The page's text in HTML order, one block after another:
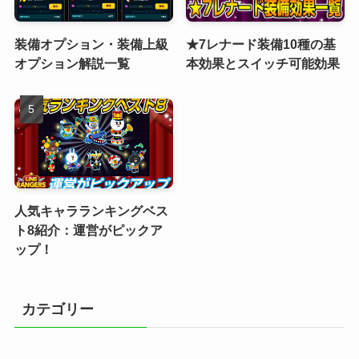
装備オプション・装備上級
オプション解説一覧
★7レナード装備10種の基
本効果とスイッチ可能効果
人気キャラランキングベス
ト8紹介：運営がピックア
ップ！
カテゴリー